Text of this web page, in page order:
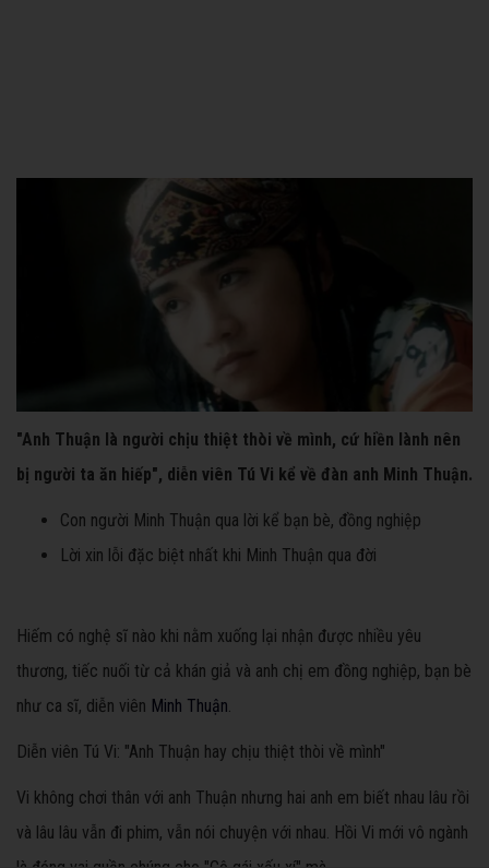
"Anh Thuận là người chịu thiệt thòi về mình, cứ hiền lành nên
bị người ta ăn hiếp", diễn viên Tú Vi kể về đàn anh Minh Thuận.
Con người Minh Thuận qua lời kể bạn bè, đồng nghiệp
Lời xin lỗi đặc biệt nhất khi Minh Thuận qua đời
Hiếm có nghệ sĩ nào khi nằm xuống lại nhận được nhiều yêu
thương, tiếc nuối từ cả khán giả và anh chị em đồng nghiệp, bạn bè
như ca sĩ, diễn viên Minh Thuận
Diễn viên Tú Vi: "Anh Thuận hay chịu thiệt thòi về mình"
Vi không chơi thân với anh Thuận nhưng hai anh em biết nhau lâu rồi
và lâu lâu vẫn đi phim, vẫn nói chuyện với nhau. Hồi Vi mới vô ngành